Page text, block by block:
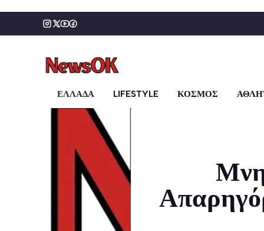
περιεχόμενο
ΕΛΛΑΔΑ LIFESTYLE ΚΟΣΜΟΣ